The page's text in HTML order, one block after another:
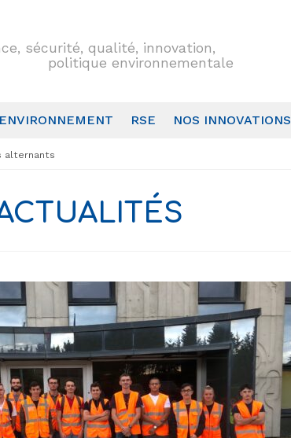
sécurité, qualité, innovation,
politique environnementale
ENVIRONNEMENT RSE NOS INNOVATIONS
alternants